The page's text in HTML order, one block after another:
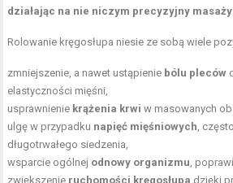
działając na nie niczym precyzyjny
Rolowanie kręgosłupa niesie ze sobą wiele
zmniejszenie, a nawet ustąpienie bólu pleców
elastyczności mięśni,
usprawnienie krążenia krwi w masowanych
ulgę w przypadku napięć mięśniowych ,
długotrwałego siedzenia,
wsparcie ogólnej odnowy organizmu ,
zwiększenie ruchomości kręgosłupa dzięki